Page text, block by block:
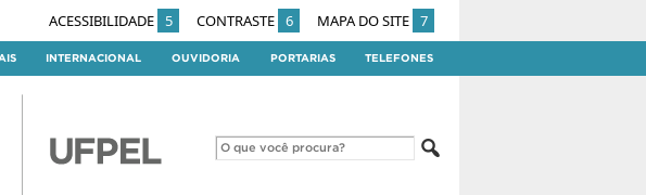
ACESSIBILIDADE 5 CONTRASTE 6 MAPA DO SITE 7
INTERNACIONAL OUVIDORIA PORTARIAS TELEFONES